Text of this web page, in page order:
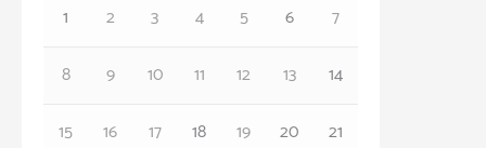
1
2 3 4 5 6
7
8
9 10 11 12 13
14
15
16 17 18 19 20
21